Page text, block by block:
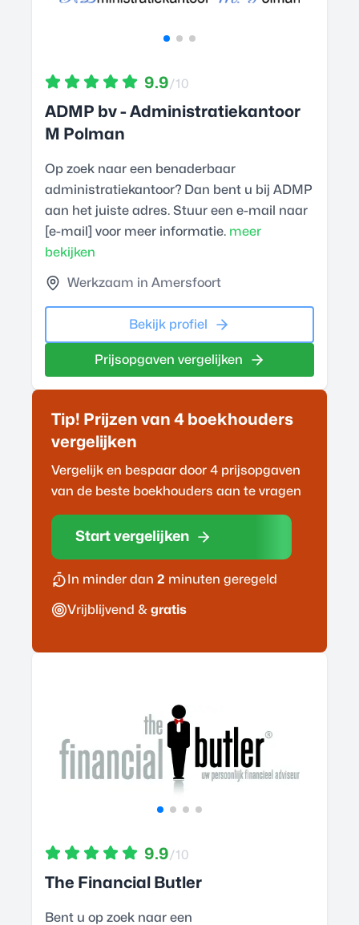
9.9/10
ADMP bv - Administratiekantoor
M Polman
Op zoek naar een benaderbaar
administratiekantoor? Dan bent u bij ADMP
aan het juiste adres. Stuur een e-mail naar
[e-mail] voor meer informatie. meer
bekijken
Werkzaam in Amersfoort
Bekijk profiel
Prijsopgaven vergelijken
Tip! Prijzen van 4 boekhouders
vergelijken
Vergelijk en bespaar door 4 prijsopgaven
van de beste boekhouders aan te vragen
Start vergelijken
In minder dan 2 minuten geregeld
Vrijblijvend & gratis
9.9/10
The Financial Butler
Bent u op zoek naar een